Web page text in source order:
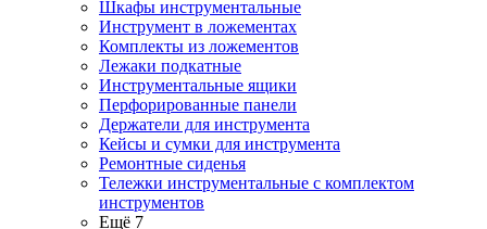
Шкафы инструментальные
Инструмент в ложементах
Комплекты из ложементов
Лежаки подкатные
Инструментальные ящики
Перфорированные панели
Держатели для инструмента
Кейсы и сумки для инструмента
Ремонтные сиденья
Тележки инструментальные с комплектом
инструментов
Ещё 7